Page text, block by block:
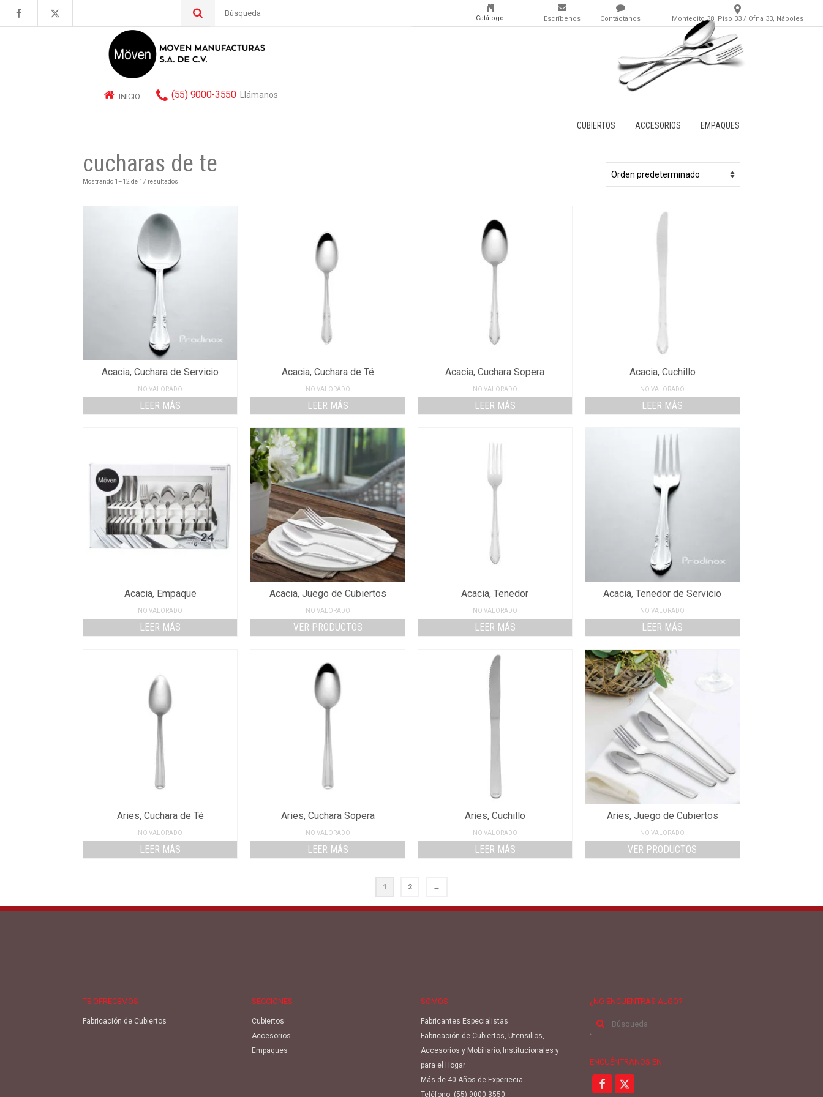
por:
Montecito 38, Piso 33 / Ofna 33, Nápoles
Contáctanos
Escríbenos
Catálogo
INICIO (55) 9000-3550 Llámanos
CUBIERTOS ACCESORIOS EMPAQUES
cucharas de te
Mostrando 1–12 de 17 resultados
Acacia, Cuchara de Servicio
NO VALORADO
LEER MÁS
Acacia, Cuchara de Té
NO VALORADO
LEER MÁS
Acacia, Cuchara Sopera
NO VALORADO
LEER MÁS
Acacia, Cuchillo
NO VALORADO
LEER MÁS
Acacia, Empaque
NO VALORADO
LEER MÁS
Acacia, Juego de Cubiertos
NO VALORADO
VER PRODUCTOS
Acacia, Tenedor
NO VALORADO
LEER MÁS
Acacia, Tenedor de Servicio
NO VALORADO
LEER MÁS
Aries, Cuchara de Té
NO VALORADO
LEER MÁS
Aries, Cuchara Sopera
NO VALORADO
LEER MÁS
Aries, Cuchillo
NO VALORADO
LEER MÁS
Aries, Juego de Cubiertos
NO VALORADO
VER PRODUCTOS
1 2 →
TE OFRECEMOS
Fabricación de Cubiertos
SECCIONES
Cubiertos
Accesorios
Empaques
SOMOS
Fabricantes Especialistas
Fabricación de Cubiertos, Utensilios,
Accesorios y Mobiliario; Institucionales y
para el Hogar
Más de 40 Años de Experiecia
Teléfono: (55) 9000-3550
¿NO ENCUENTRAS ALGO?
Buscar
ENCUÉNTRANOS EN